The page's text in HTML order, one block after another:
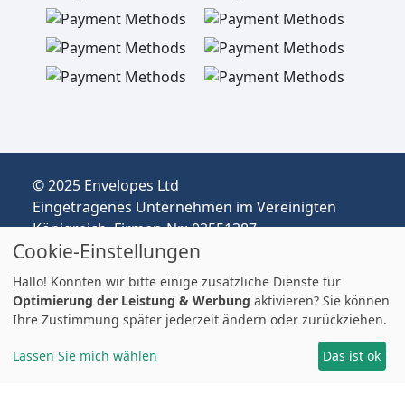
© 2025 Envelopes Ltd
Eingetragenes Unternehmen im Vereinigten
Königreich, Firmen-Nr.: 03551387
Handelnd unter dem Namen
envelopespackaging.de | Versand vom
Vereinigten Königreich nach Deutschland
Preise in EUR | Zölle & MwSt. können anfallen.
Cookie-Einstellungen
Hallo! Könnten wir bitte einige zusätzliche Dienste für
Optimierung der Leistung & Werbung aktivieren? Sie können
Ihre Zustimmung später jederzeit ändern oder zurückziehen.
Lassen Sie mich wählen Das ist ok